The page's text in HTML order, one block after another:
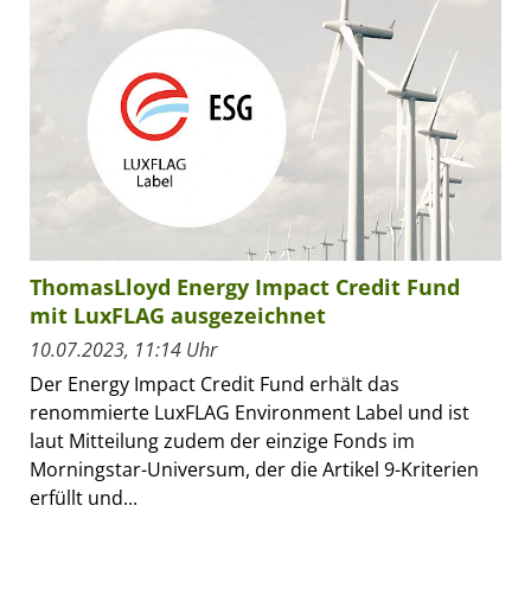
ThomasLloyd Energy Impact Credit Fund
mit LuxFLAG ausgezeichnet
10.07.2023, 11:14 Uhr
Der Energy Impact Credit Fund erhält das
renommierte LuxFLAG Environment Label und ist
laut Mitteilung zudem der einzige Fonds im
Morningstar-Universum, der die Artikel 9-Kriterien
erfüllt und...